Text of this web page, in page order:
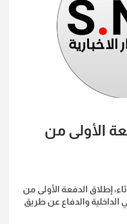
الأولى من
إطلاق الدفعة الأولى من
والدفاع عن طريق